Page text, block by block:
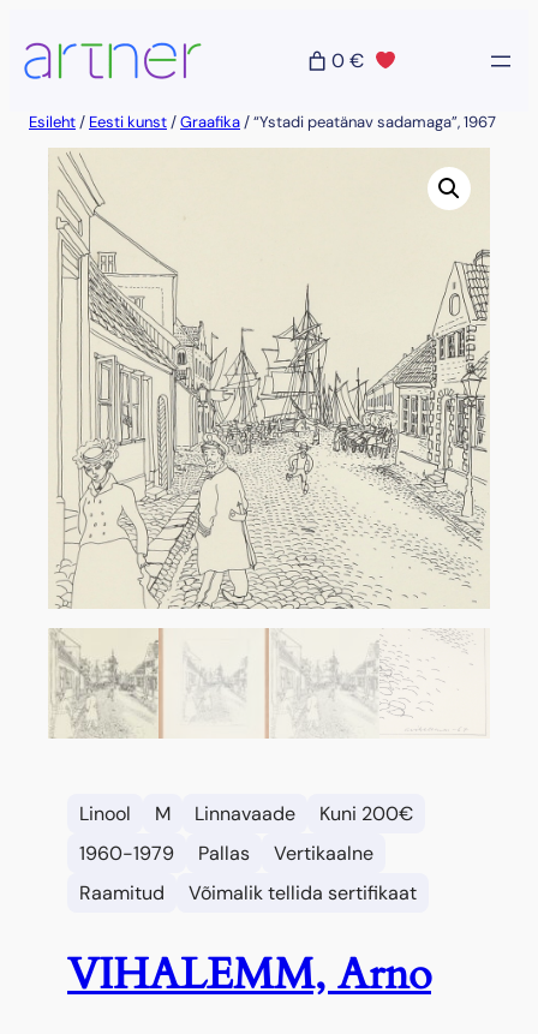
sisu
juurde
0 €
Esileht/ Eesti kunst/Graafika/ “Ystadi peatänav sadamaga”, 1967
Linool M Linnavaade
Kuni 200€
1960-1979
Pallas
Vertikaalne
Raamitud
Võimalik tellida sertifikaat
VIHALEMM, Arno